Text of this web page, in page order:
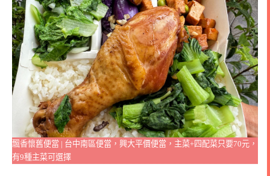
飄香懷舊便當 | 台中南區便當，興大平價便當，主菜+四配菜只要70元，
有9種主菜可選擇